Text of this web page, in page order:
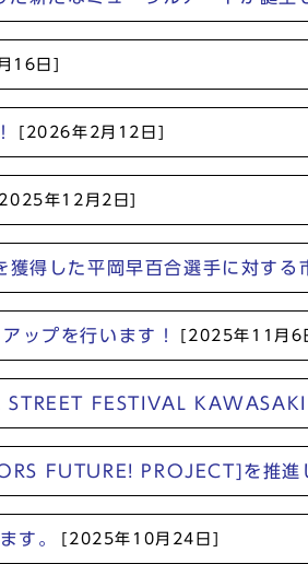
16日]
[2026年2月12日]
年12月2日]
得した平岡早百合選手に対する
ップを行います！ [2025年11月6
STREET FESTIVAL
FUTURE! PROJECT]を推進
す。 [2025年10月24日]